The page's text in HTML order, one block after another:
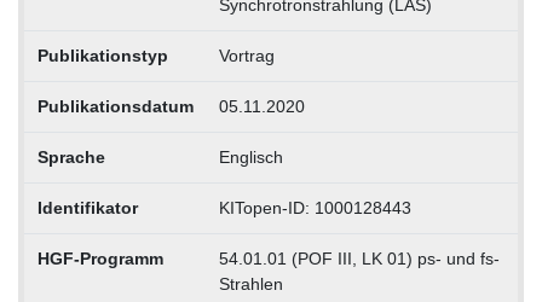
Synchrotronstrahlung (LAS)
Publikationstyp Vortrag
Publikationsdatum 05.11.2020
Sprache Englisch
Identifikator KITopen-ID: 1000128443
HGF-Programm
54.01.01 (POF III, LK 01) ps- und fs-
Strahlen